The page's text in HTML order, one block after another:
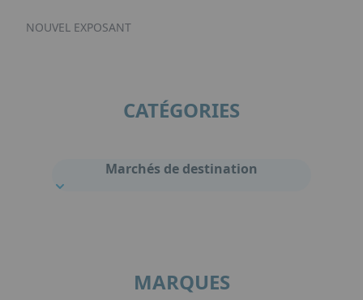
NOUVEL EXPOSANT
CATÉGORIES
Marchés de destination
MARQUES